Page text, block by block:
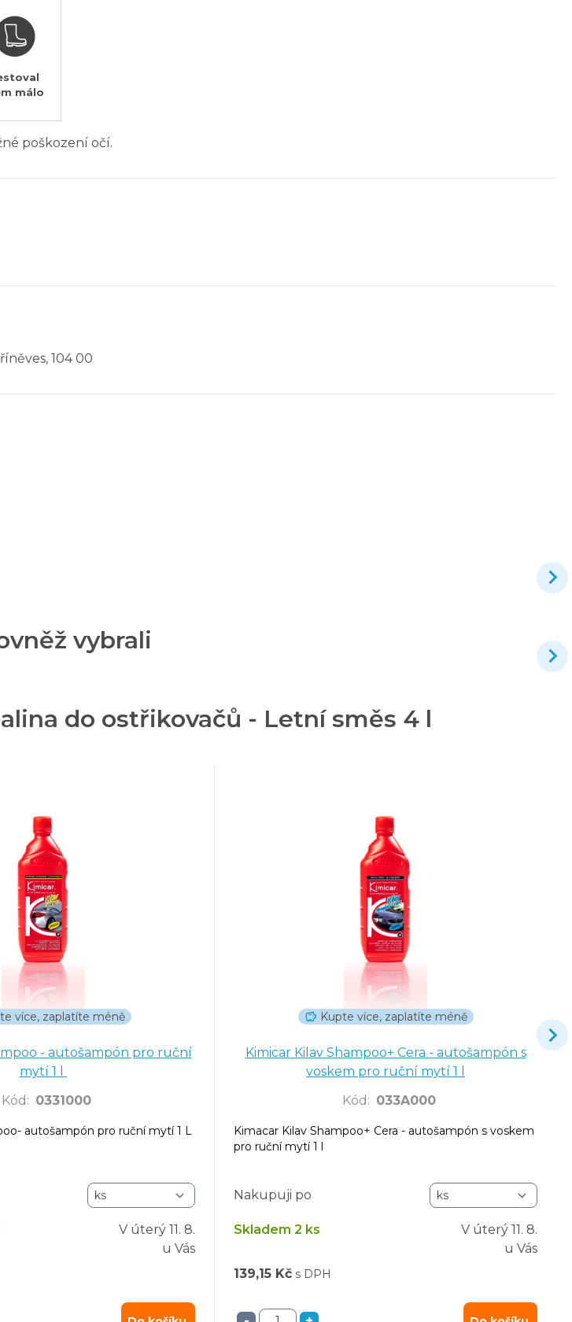
málo
poškození očí.
104 00
vybrali
do ostřikovačů - Letní směs 4 l
více, zaplatíte méně
- autošampón pro ruční
mytí 1 l
Kód : 0331000
autošampón pro ruční mytí 1 L
V úterý 11. 8.
u Vás
Kupte více, zaplatíte méně
Kimicar Kilav Shampoo+ Cera - autošampón s
voskem pro ruční mytí 1 l
Kód : 033A000
Kimacar Kilav Shampoo+ Cera - autošampón s voskem
pro ruční mytí 1 l
Nakupuji po
Skladem 2 ks V úterý 11. 8.
u Vás
139,15 Kč s DPH